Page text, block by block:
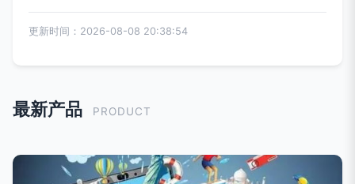
更新时间：2026-08-08 20:38:54
最新产品 PRODUCT